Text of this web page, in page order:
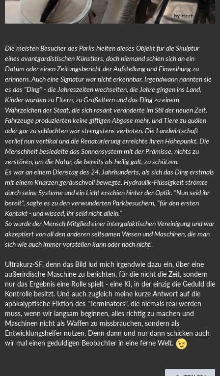
Die meisten Besucher des Parks hielten dieses Objekt für die Skulptur
eines avantgardistischen Künstlers, doch niemand schien sich an ein
Datum oder einen Zeitungsbericht der Aufstellung und Einweihung zu
erinnern. Auch eine Signatur war nicht erkennbar. Irgendwann nannten sie
es das "Ding" - die Jahreszeiten wechselten, die Jahre gingen ins Land,
Kinder wurden zu Eltern, zu Großeltern und das Ding zu einem
Wahrzeichen der Stadt, die sich rasant veränderte im Stil der neuen Zeit.
Fahrzeuge produzierten keine giftigen Abgase mehr, und Tiere zu quälen
oder gar zu schlachten war strengstens verboten. Die Landwirtschaft
verlief nun vertikal und die Renaturierung erreichte ihren Höhepunkt. Die
Menschheit besiedelte das Sonnensystem mit der Prämisse, nichts zu
zerstören, um die Natur, die bereits als heilig galt, zu schützen.
Es war an einem Dienstag des 24. Jahrhunderts, als sich das Ding erstmals
mit einem Knarzen geräuschvoll bewegte. Hydraulik-Flüssigkeit strömte
durch seine Systeme und ein Licht erschien hinter der Optik. "Nun seid ihr
bereit", sagte es zu den verwunderten Parkbesuchern, "für den ersten
Kontakt - und wissed, ihr seid nicht allein."
So wurde der Mensch Mitglied einer intergalaktischen Vereinigung und war
akzeptiert von all den anderen seltsamen Wesen und Maschinen, die man
sich wie auch immer vorstellen kann oder noch nicht.
Ultrakurz-SF, denn das Bild lud mich irgendwie dazu ein, über eine
außerirdische Maschine zu berichten, für die nicht die Zeit, sondern
nur das Ergebnis eine Rolle spielt - eine KI, in der einzig die Geduld die
Kontrolle besitzt. Und auch zugleich meine kurze Antwort auf die
apokalyptische Fiktion des "Terminators", die niemals real werden
muss, wenn wir langsam beginnen, alles richtig zu machen und
Maschinen nicht als Waffen zu missbrauchen, sondern als
Entwicklungshelfer nutzen. Denn dann und nur dann schicken auch
wir mal einen geduldigen Beobachter in eine ferne Welt.